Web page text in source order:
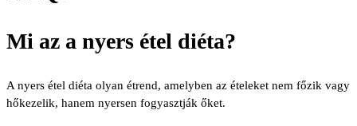
Mi az a nyers étel diéta?
A nyers étel diéta olyan étrend, amelyben az ételeket nem főzik vagy
hőkezelik, hanem nyersen fogyasztják őket.